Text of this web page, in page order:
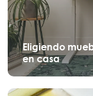
Eligiendo
en casa